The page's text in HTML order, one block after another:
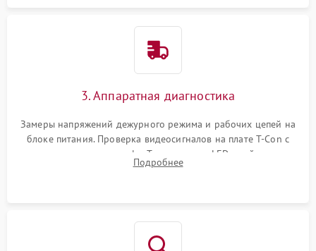
3. Аппаратная диагностика
Замеры напряжений дежурного режима и рабочих цепей на
блоке питания. Проверка видеосигналов на плате T-Con с
помощью осциллографа. Тестирование LED-драйвера и
светодиодных планок подсветки мультиметром.
Подробнее